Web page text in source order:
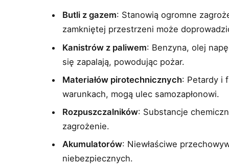
Butli z gazem: Stanowią ogromne
zamkniętej przestrzeni może
Kanistrów z paliwem: Benzyna, olej
się zapalają, powodując pożar.
Materiałów pirotechnicznych: Petardy i
warunkach, mogą ulec samozapłonowi.
Rozpuszczalników: Substancje
zagrożenie.
Akumulatorów: Niewłaściwe
niebezpiecznych.